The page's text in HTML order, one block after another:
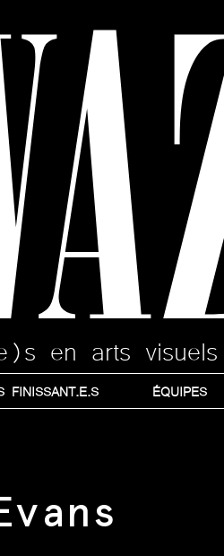
en arts
FINISSANT.E.S ÉQUIPES